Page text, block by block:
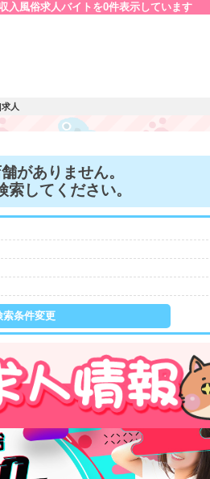
入風俗求人バイトを0件表示しています
人
がありません。
索してください。
索条件変更